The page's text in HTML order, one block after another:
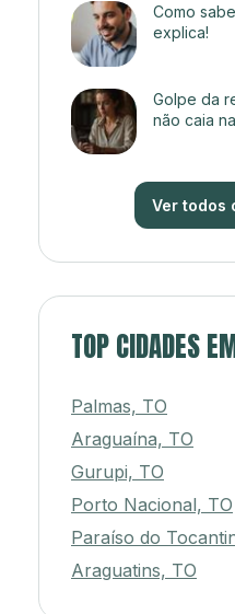
Como
explica!
Golpe da
não caia
Ver todos
TOP CIDADES
Palmas, TO
Araguaína, TO
Gurupi, TO
Porto Nacional, TO
Paraíso do
Araguatins, TO